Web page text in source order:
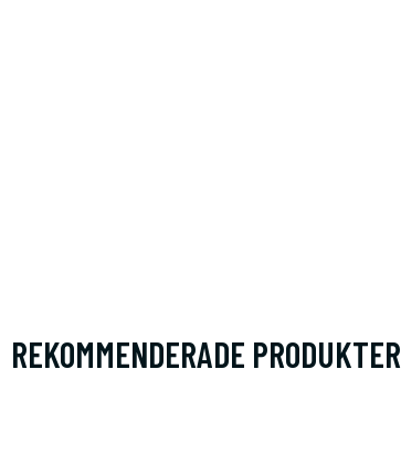
REKOMMENDERADE PRODUKTER